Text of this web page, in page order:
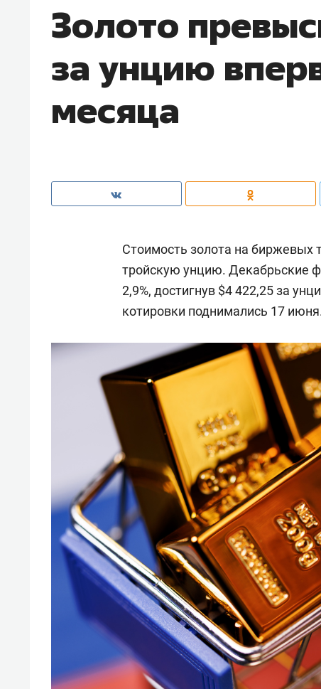
Золото
за унцию
месяца
Стоимость золота на биржевых
тройскую унцию. Декабрьские
2,9%, достигнув $4 422,25 за
котировки поднимались 17